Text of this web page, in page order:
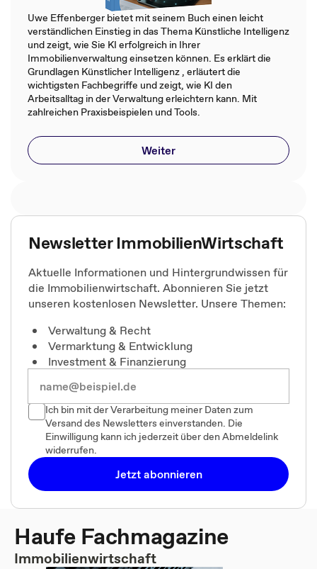
Uwe Effenberger bietet mit seinem Buch einen leicht
verständlichen Einstieg in das Thema Künstliche Intelligenz
und zeigt, wie Sie KI erfolgreich in Ihrer
Immobilienverwaltung einsetzen können. Es erklärt die
Grundlagen Künstlicher Intelligenz , erläutert die
wichtigsten Fachbegriffe und zeigt, wie KI den
Arbeitsalltag in der Verwaltung erleichtern kann. Mit
zahlreichen Praxisbeispielen und Tools.
Weiter
Newsletter ImmobilienWirtschaft
Aktuelle Informationen und Hintergrundwissen für
die Immobilienwirtschaft. Abonnieren Sie jetzt
unseren kostenlosen Newsletter. Unsere Themen:
Verwaltung & Recht
Vermarktung & Entwicklung
Investment & Finanzierung
Ich bin mit der Verarbeitung meiner Daten zum
Versand des Newsletters einverstanden. Die
Einwilligung kann ich jederzeit über den Abmeldelink
widerrufen.
Jetzt abonnieren
Haufe Fachmagazine
Immobilienwirtschaft